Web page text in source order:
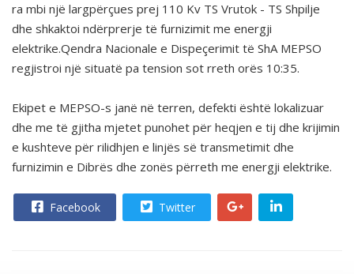
ra mbi një largpërçues prej 110 Kv TS Vrutok - TS Shpilje
dhe shkaktoi ndërprerje të furnizimit me energji
elektrike.Qendra Nacionale e Dispeçerimit të ShA MEPSO
regjistroi një situatë pa tension sot rreth orës 10:35.
Ekipet e MEPSO-s janë në terren, defekti është lokalizuar
dhe me të gjitha mjetet punohet për heqjen e tij dhe krijimin
e kushteve për rilidhjen e linjës së transmetimit dhe
furnizimin e Dibrës dhe zonës përreth me energji elektrike.
Facebook Twitter